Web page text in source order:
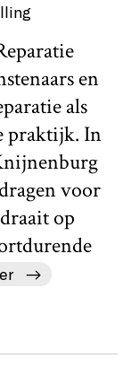
en
als
praktijk. In
voor
op